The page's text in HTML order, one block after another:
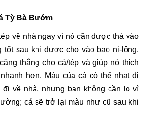
Tỳ Bà Bướm
về nhà ngay vì nó cần được thả vào
tốt sau khi được cho vào bao ni-lông.
thẳng cho cá/tép và giúp nó thích
hơn. Màu của cá có thể nhạt đi
đi về nhà, nhưng bạn không cần lo vì
cá sẽ trở lại màu như cũ sau khi